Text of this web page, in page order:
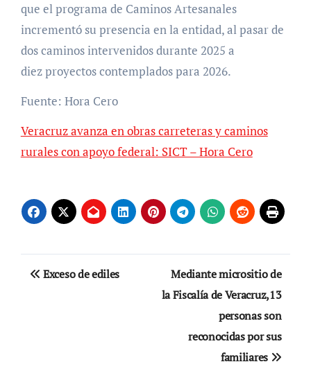
que el programa de Caminos Artesanales
incrementó su presencia en la entidad, al pasar de
dos caminos intervenidos durante 2025 a
diez proyectos contemplados para 2026.
Fuente: Hora Cero
Veracruz avanza en obras carreteras y caminos
rurales con apoyo federal: SICT – Hora Cero
Navegación
Exceso de ediles
Mediante micrositio de
la Fiscalía de Veracruz,13
personas son
reconocidas por sus
familiares